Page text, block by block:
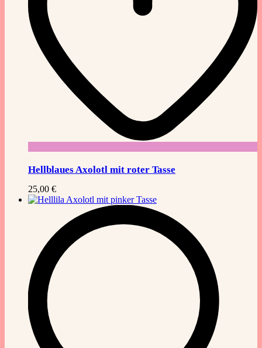
Hellblaues Axolotl mit roter Tasse
25,00 €